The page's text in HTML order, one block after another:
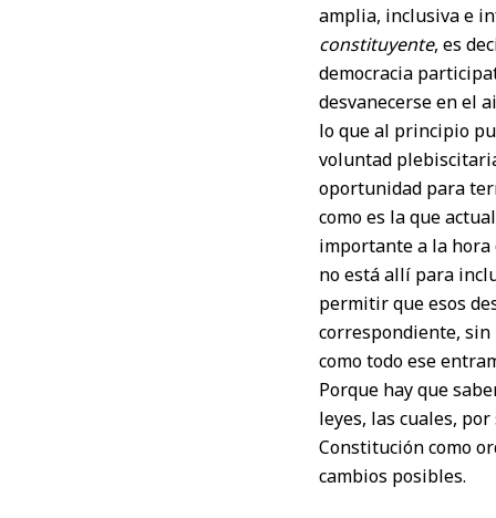
amplia, inclusiva e
constituyente, es
democracia
desvanecerse en el
lo que al principio
voluntad
oportunidad para
como es la que
importante a la
no está allí para
permitir que esos
correspondiente, sin
como todo ese
Porque hay que
leyes, las cuales,
Constitución como
cambios posibles.